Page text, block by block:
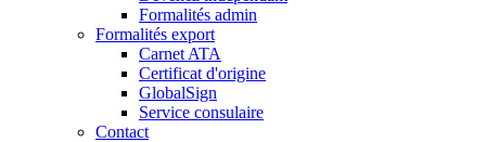
Formalités admin
Formalités export
Carnet ATA
Certificat d'origine
GlobalSign
Service consulaire
Contact